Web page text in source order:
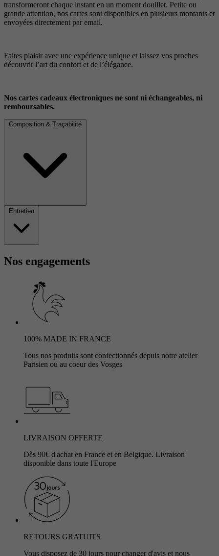
transformeront chaque instant en un moment douillet. Petite ou
grande attention, nos cartes sont disponibles en plusieurs montants et
envoyées directement par email.
Faites plaisir avec une expérience unique et laissez vos proches
découvrir l’art du confort et de l’élégance.
Nos cartes cadeaux électroniques ne sont ni échangeables, ni
remboursables.
Composition & Traçabilité
Entretien
Nos engagements
100% MADE IN FRANCE
Tous nos produits sont confectionnés depuis notre atelier
Parisien ou au coeur des Vosges
LIVRAISON OFFERTE
Dès 90€ d'achat en France et en Belgique. Livraison
disponible dans toute l'Europe
RETOURS GRATUITS
Vous disposez de 30 jours pour changer d'avis et nous